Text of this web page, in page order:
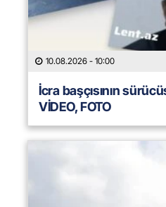
10.08.2026 - 10:00
İcra başçısının
VİDEO, FOTO